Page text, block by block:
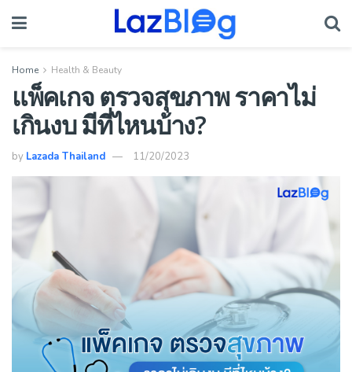
Home Health & Beauty
แพ็คเกจ ตรวจสุขภาพ ราคาไม่
เกินงบ มีที่ไหนบ้าง?
by Lazada Thailand 11/20/2023